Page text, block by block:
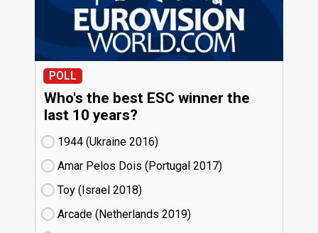
POLL
Who's the best ESC winner the
last 10 years?
1944 (Ukraine
16)
Amar Pelos Dois (Portugal
17)
Toy (Israel
18)
Arcade (Netherlands
19)